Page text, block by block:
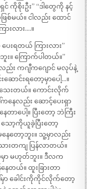
ကိုစိုးဦး” “ဒါတွေကို နင့်
စ်မယ်။ ငါလည်း ထောင်
းလား….။
းရတယ် ကြားလား”
း။ ကြောက်ပါတယ်။”
ည်း ကဂျီကဂျောင် မလုပ်နဲ့
ောင်းရတော့မှာပေါ့…။
ေးတယ်။ ကောင်းလိုက်
နေလည်း ဆောင့်ပေးရှာ
ာပေါ့။ ပြီးတော့ ဘဲကြီး
သော့ကိုယူခဲ့ပြီးတော့
နေတော့ဘူး။ သူ့မှာလည်း
းတကျ ပြန်လာတယ်။
မှာ မဟုတ်ဘူး။ ဒီလက
တယ်။ ထူးခြားတာ
မှာ ခေါင်းကိုကိုင်လိုက်တော့